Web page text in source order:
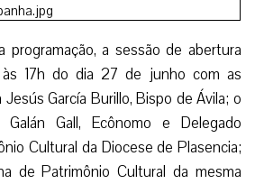
programação, a sessão de abertura
17h do dia 27 de junho com as
García Burillo, Bispo de Ávila; o
Gall, Ecônomo e Delegado
Cultural da Diocese de Plasencia;
de Patrimônio Cultural da mesma